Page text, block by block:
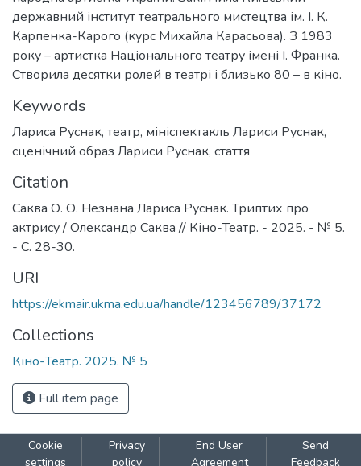
державний інститут театрального мистецтва ім. І. К.
Карпенка-Карого (курс Михайла Карасьова). З 1983
року – артистка Національного театру імені І. Франка.
Створила десятки ролей в театрі і близько 80 – в кіно.
Keywords
Лариса Руснак, театр, мініспектакль Лариси Руснак,
сценічний образ Лариси Руснак, стаття
Citation
Саква О. О. Незнана Лариса Руснак. Триптих про
актрису / Олександр Саква // Кіно-Театр. - 2025. - № 5.
- С. 28-30.
URI
https://ekmair.ukma.edu.ua/handle/123456789/37172
Collections
Кіно-Театр. 2025. № 5
Full item page
Cookie
settings
Privacy
policy
End User
Agreement
Send
Feedback